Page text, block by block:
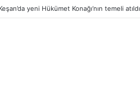
yeni Hükümet Konağı’nın temeli atıldı